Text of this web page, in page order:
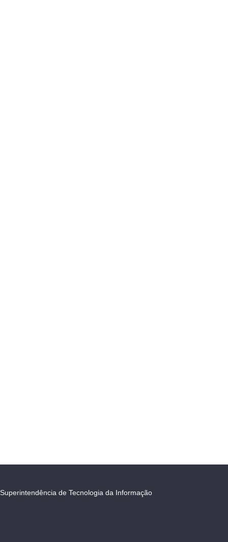
Superintendência de Tecnologia da Informação